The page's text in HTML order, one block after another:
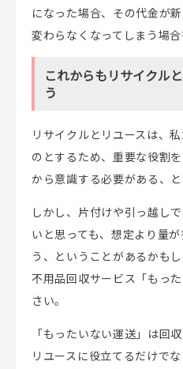
になった場合、その代金が
変わらなくなってしまう場合
これからもリサイクル
う
リサイクルとリユースは、
のとするため、重要な役割
から意識する必要がある、と
しかし、片付けや引っ越し
いと思っても、想定より量
う、ということがあるかも
不用品回収サービス「もっ
さい。
「もったいない運送」は回
リユースに役立てるだけで